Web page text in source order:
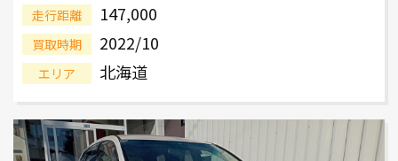
走行距離 147,000
買取時期 2022/10
エリア 北海道